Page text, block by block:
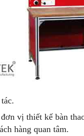
vị thiết kế bàn
hàng quan tâm.